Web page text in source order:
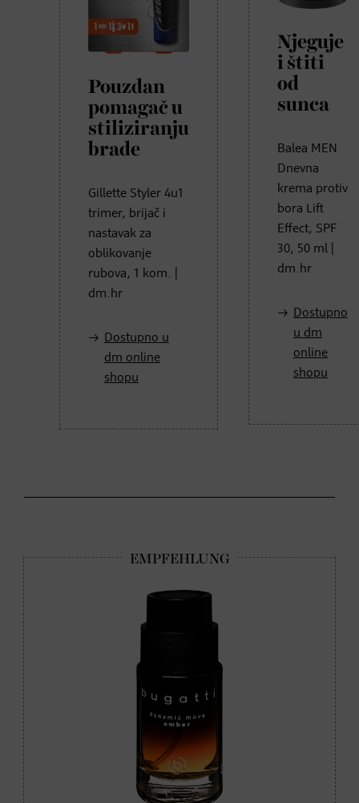
Pouzdan
pomagač u
stiliziranju
brade
Gillette Styler 4u1
trimer, brijač i
nastavak za
oblikovanje
rubova, 1 kom. |
dm.hr
Dostupno u
dm online
shopu
Njeguje
i štiti
od
sunca
Balea MEN
Dnevna
krema protiv
bora Lift
Effect, SPF
30, 50 ml |
dm.hr
Dostupno
u dm
online
shopu